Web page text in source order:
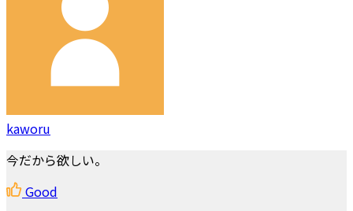
kaworu
今だから欲しい。
Good